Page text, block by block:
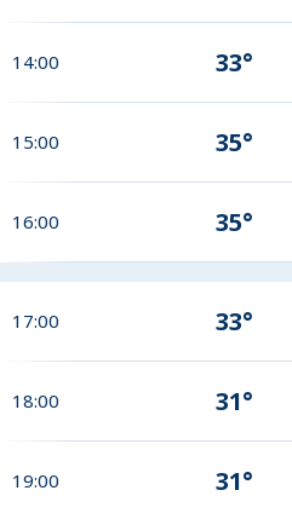
14:00 33°
15:00 35°
16:00 35°
17:00 33°
18:00 31°
19:00 31°